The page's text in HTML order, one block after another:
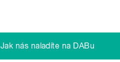
Jak nás naladíte na DABu